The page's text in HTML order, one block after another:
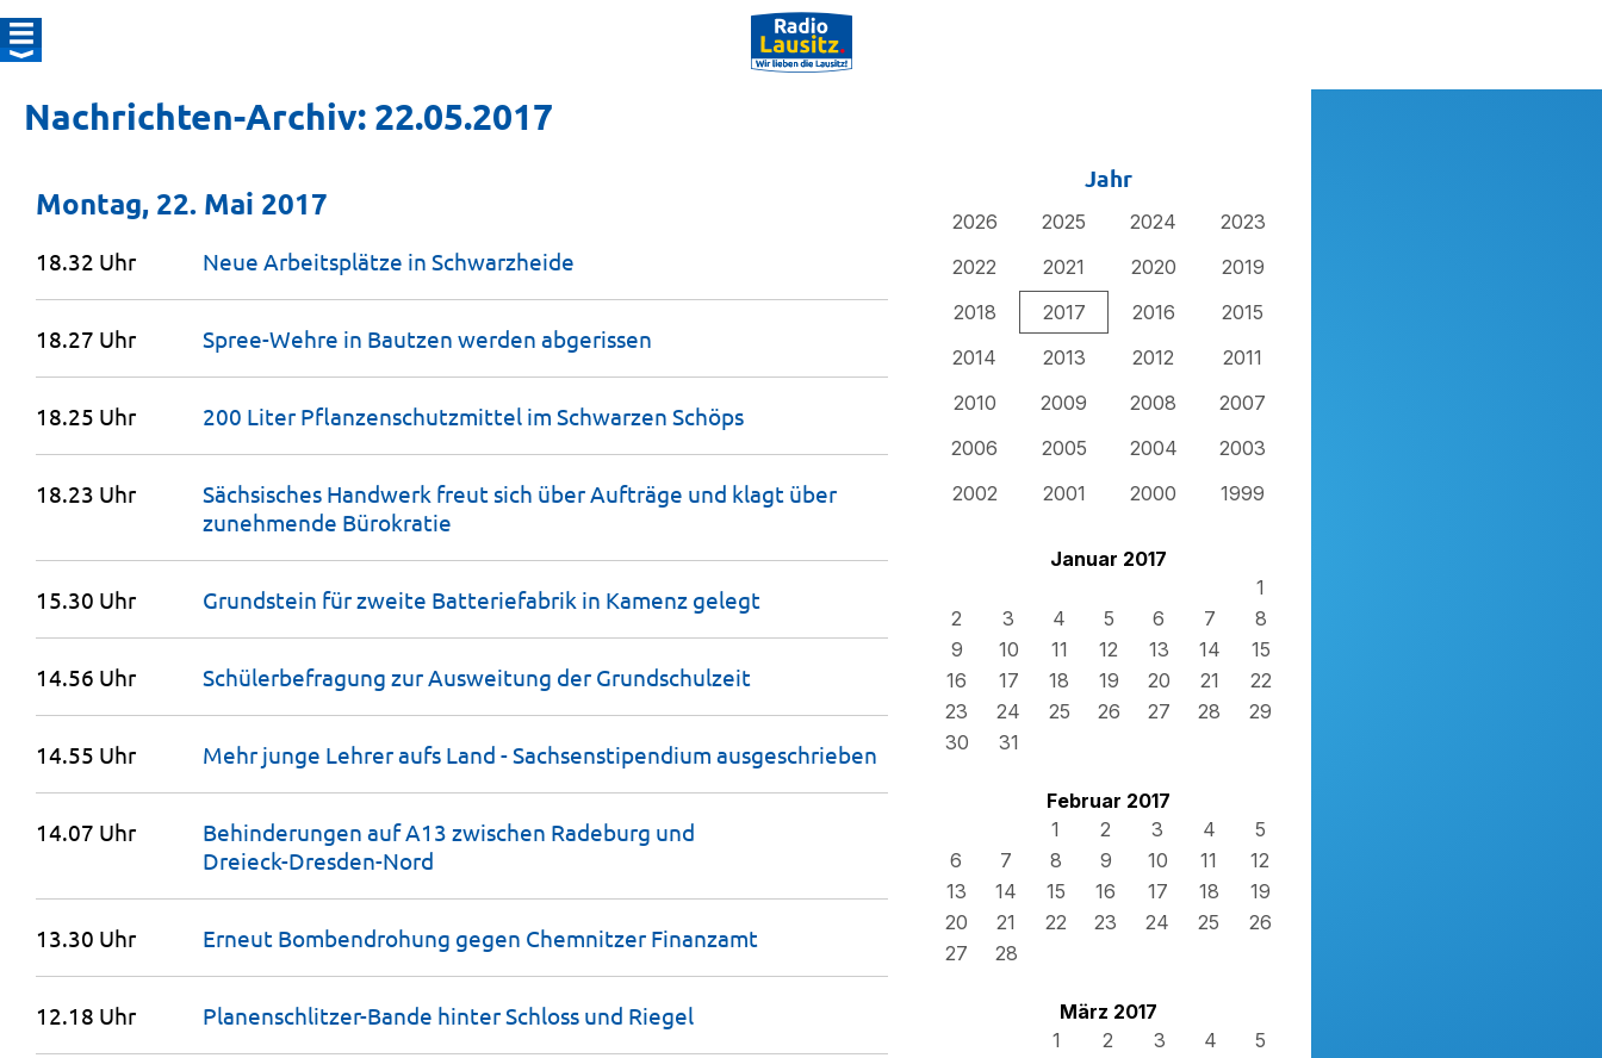
Nachrichten-Archiv: 22.05.2017
Jahr
2026 2025 2024
2023
2022
2021 2020
2019
2018
2017 2016
2015
2014
2013 2012
2011
2010
2009 2008
2007
2006
2005 2004
2003
2002
2001 2000 1999
Januar 2017
1
2
3 4 5 6 7
8
9
10 11 12 13 14
15
16
17 18 19 20 21
22
23
24 25 26 27 28
29
30
31
Februar 2017
1
2 3 4
5
6
7 8 9 10 11
12
13
14 15 16 17 18
19
20
21 22 23 24 25
26
27
28
März 2017
1
2 3 4
5
Montag, 22. Mai 2017
18.32 Uhr Neue Arbeitsplätze in Schwarzheide
18.27 Uhr Spree-Wehre in Bautzen werden abgerissen
18.25 Uhr 200 Liter Pflanzen­schutzmittel im Schwarzen Schöps
18.23 Uhr
Sächsisches Handwerk freut sich über Aufträge und klagt über
zunehmende Bürokratie
15.30 Uhr Grundstein für zweite Batteriefabrik in Kamenz gelegt
14.56 Uhr Schülerbefragung zur Ausweitung der Grundschulzeit
14.55 Uhr Mehr junge Lehrer aufs Land - Sachsens­tipendium ausgeschrieben
14.07 Uhr
Behinderungen auf A13 zwischen Radeburg und
Dreieck-Dresden-Nord
13.30 Uhr Erneut Bombendrohung gegen Chemnitzer Finanzamt
12.18 Uhr Planenschlitzer-Bande hinter Schloss und Riegel